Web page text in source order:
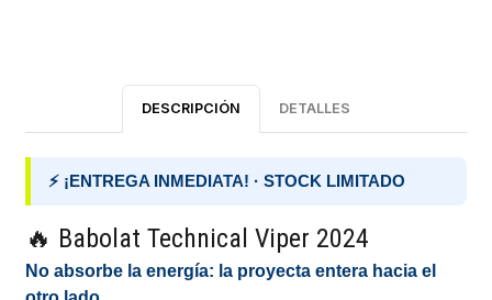
DESCRIPCIÓN DETALLES
⚡ ¡ENTREGA INMEDIATA! · STOCK LIMITADO
🔥 Babolat Technical Viper 2024
No absorbe la energía: la proyecta entera hacia el